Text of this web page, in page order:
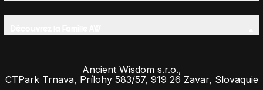
Ancient Wisdom s.r.o.,
CTPark Trnava, Prílohy 583/57, 919 26 Zavar, Slovaquie